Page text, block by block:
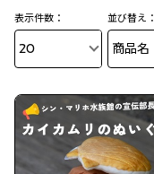
表示件数：
20
並び替え：
商品名